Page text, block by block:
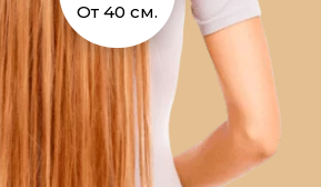
От 40 см.